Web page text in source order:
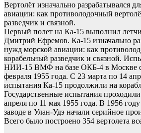
Вертолёт изначально разрабатывался
авиации: как противолодочный
разведчик и связной.
Первый полет на Ка-15 выполнил
Дмитрий Ефремов. Ка-15 изначально
нужд морской авиации: как
корабельный разведчик и связной.
НИИ-15 ВМФ на базе ОКБ-4 в Москве с
февраля 1955 года. С 23 марта по 14
испытания Ка-15 продолжили на
Государственные испытания
апреля по 11 мая 1955 года. В 1956
заводе в Улан-Удэ начали серийное
Всего было построено 354 вертолета